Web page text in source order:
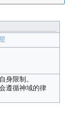
身限制。
遵循神域的律